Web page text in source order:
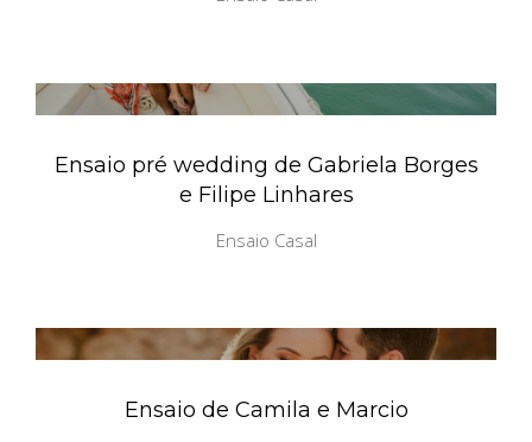
Ensaio pré wedding de Gabriela Borges
e Filipe Linhares
Ensaio Casal
Ensaio de Camila e Marcio